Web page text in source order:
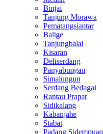
Binjai
Tanjung Morawa
Pematangsiantar
Balige
Tanjungbalai
Kisaran
Deliserdang
Panyabungan
Simalungun
Serdang Bedagai
Rantau Prapat
Sidikalang
Kabanjahe
Stabat
Padang Sidempuan